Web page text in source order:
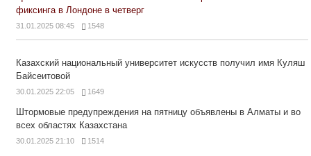
фиксинга в Лондоне в четверг
31.01.2025 08:45 1548
Казахский национальный университет искусств получил имя Куляш
Байсеитовой
30.01.2025 22:05 1649
Штормовые предупреждения на пятницу объявлены в Алматы и во
всех областях Казахстана
30.01.2025 21:10 1514